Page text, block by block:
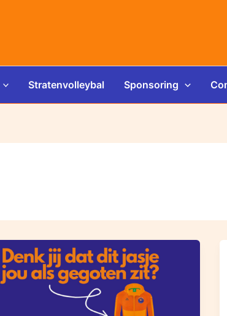
Stratenvolleybal Sponsoring